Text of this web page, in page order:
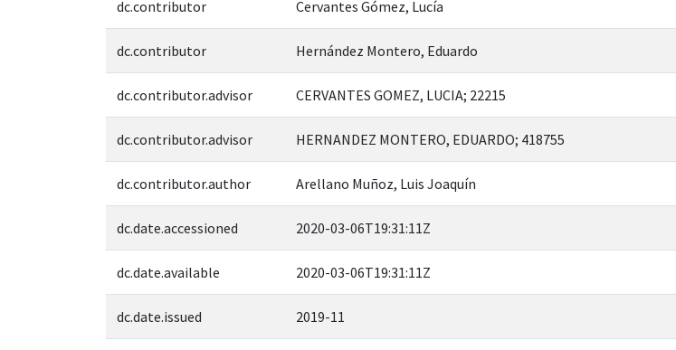
dc.contributor Cervantes Gómez, Lucía
dc.contributor Hernández Montero, Eduardo
dc.contributor.advisor CERVANTES GOMEZ, LUCIA; 22215
dc.contributor.advisor HERNANDEZ MONTERO, EDUARDO; 418755
dc.contributor.author Arellano Muñoz, Luis Joaquín
dc.date.accessioned 2020-03-06T19:31:11Z
dc.date.available 2020-03-06T19:31:11Z
dc.date.issued 2019-11